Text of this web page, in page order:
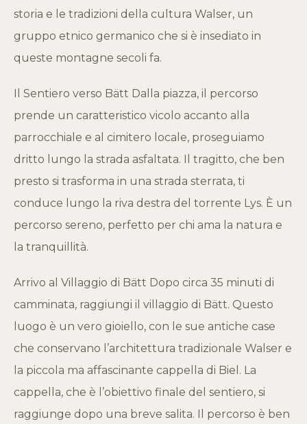
storia e le tradizioni della cultura Walser, un
gruppo etnico germanico che si è insediato in
queste montagne secoli fa.
Il Sentiero verso Bätt Dalla piazza, il percorso
prende un caratteristico vicolo accanto alla
parrocchiale e al cimitero locale, proseguiamo
dritto lungo la strada asfaltata. Il tragitto, che ben
presto si trasforma in una strada sterrata, ti
conduce lungo la riva destra del torrente Lys. È un
percorso sereno, perfetto per chi ama la natura e
la tranquillità.
Arrivo al Villaggio di Bätt Dopo circa 35 minuti di
camminata, raggiungi il villaggio di Bätt. Questo
luogo è un vero gioiello, con le sue antiche case
che conservano l’architettura tradizionale Walser e
la piccola ma affascinante cappella di Biel. La
cappella, che è l’obiettivo finale del sentiero, si
raggiunge dopo una breve salita. Il percorso è ben